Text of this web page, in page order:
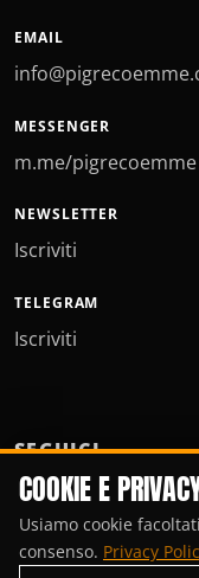
EMAIL
MESSENGER
m.me/pigrecoemme
NEWSLETTER
Iscriviti
TELEGRAM
Iscriviti
SEGUICI
COOKIE E
Usiamo cookie
consenso. Privacy